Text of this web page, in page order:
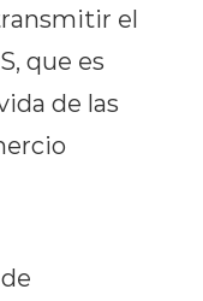
el
que es
de las